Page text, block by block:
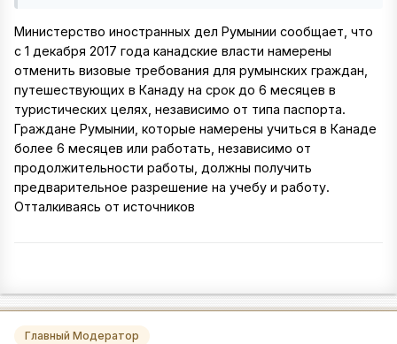
Министерство иностранных дел Румынии сообщает, что
с 1 декабря 2017 года канадские власти намерены
отменить визовые требования для румынских граждан,
путешествующих в Канаду на срок до 6 месяцев в
туристических целях, независимо от типа паспорта.
Граждане Румынии, которые намерены учиться в Канаде
более 6 месяцев или работать, независимо от
продолжительности работы, должны получить
предварительное разрешение на учебу и работу.
Отталкиваясь от источников
Главный Модератор